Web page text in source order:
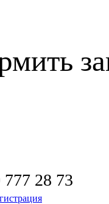
777 28 73